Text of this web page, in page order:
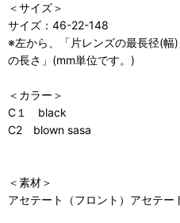
＜サイズ＞
サイズ：46-22-148
※左から、「片レンズの最長径(
の長さ」(mm単位です。)
＜カラー＞
C１ black
C2 blown sasa
＜素材＞
アセテート（フロント）アセテー